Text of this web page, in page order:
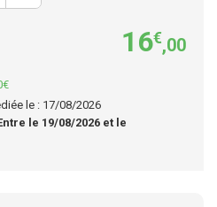
16€,00
le : 17/08/2026
le 19/08/2026 et le